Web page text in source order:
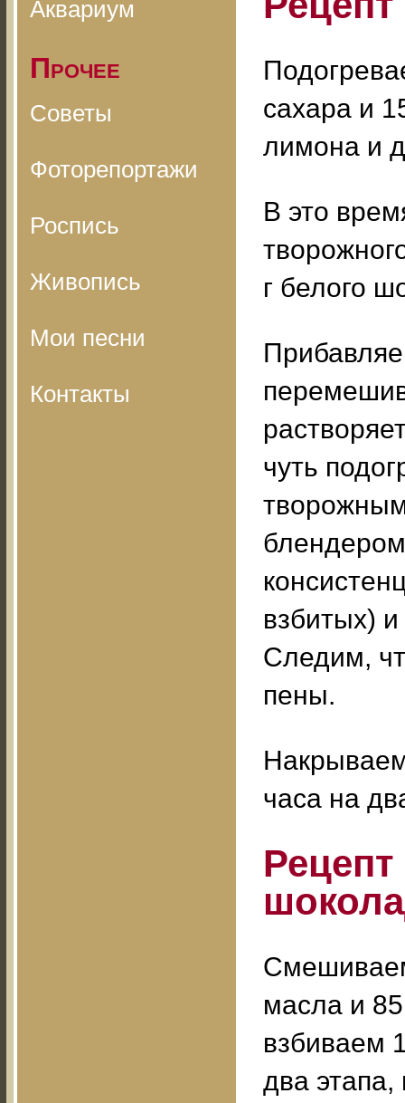
Аквариум
Прочее
Советы
Фоторепортажи
Роспись
Живопись
Мои песни
Контакты
сахара и
лимона и
В это
г белого
чуть
взбитых)
Следим,
пены.
часа на
масла и
взбиваем
два